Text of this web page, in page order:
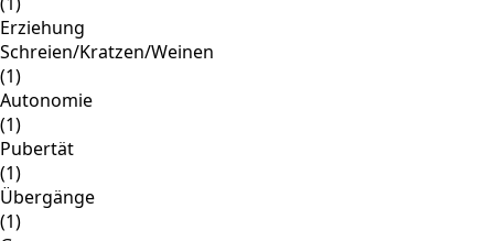
Erziehung
Schreien/Kratzen/Weinen
(1)
Autonomie
(1)
Pubertät
(1)
Übergänge
(1)